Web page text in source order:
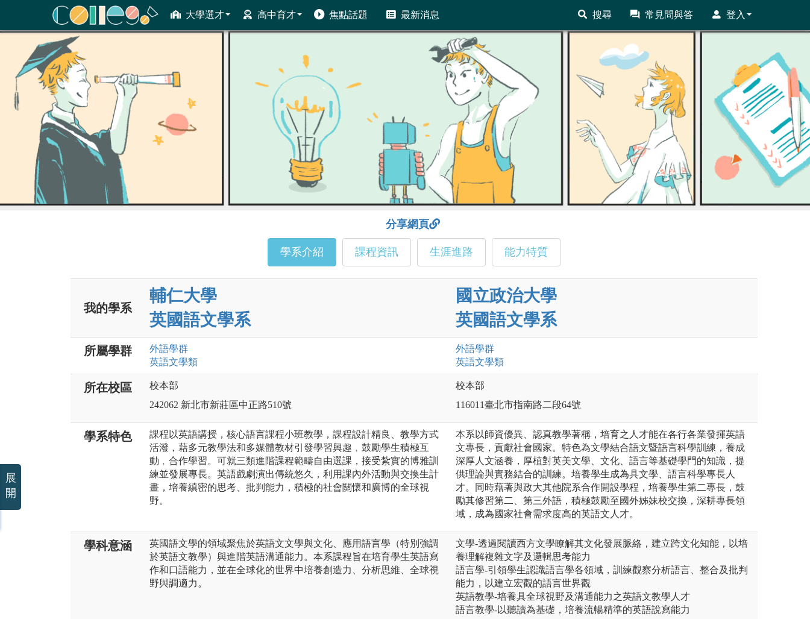
大學選才 高中育才 焦點話題 最新消息 搜尋 常見問與答 登入
ColleGo! 大學選才與高中育才輔助系統
分享網頁
學系介紹 課程資訊 生涯進路 能力特質
我的學系
輔仁大學
英國語文學系
國立政治大學
英國語文學系
所屬學群 外語學群
英語文學類
外語學群
英語文學類
所在校區
校本部
242062 新北市新莊區中正路510號
校本部
116011臺北市指南路二段64號
學系特色
課程以英語講授，核心語言課程小班教學，課程設計精良、教學方式
活潑，藉多元教學法和多媒體教材引發學習興趣﹐鼓勵學生積極互
動﹐合作學習。可就三類進階課程範疇自由選課，接受紮實的博雅訓
練並發展專長。英語戲劇演出傳統悠久，利用課內外活動與交換生計
畫，培養縝密的思考、批判能力，積極的社會關懷和廣博的全球視
野。
本系以師資優異、認真教學著稱，培育之人才能在各行各業發揮英語
文專長，貢獻社會國家。特色為文學結合語文暨語言科學訓練，養成
深厚人文涵養，厚植對英美文學、文化、語言等基礎學門的知識，提
供理論與實務結合的訓練。培養學生成為具文學、語言科學專長人
才。同時藉著與政大其他院系合作開設學程，培養學生第二專長，鼓
勵其修習第二、第三外語，積極鼓勵至國外姊妹校交換，深耕專長領
域，成為國家社會需求度高的英語文人才。
學科意涵
英國語文學的領域聚焦於英語文文學與文化、應用語言學（特別強調
於英語文教學）與進階英語溝通能力。本系課程旨在培育學生英語寫
作和口語能力，並在全球化的世界中培養創造力、分析思維、全球視
野與調適力。
文學-透過閱讀西方文學瞭解其文化發展脈絡，建立跨文化知能，以培
養理解複雜文字及邏輯思考能力
語言學-引領學生認識語言學各領域，訓練觀察分析語言、整合及批判
能力，以建立宏觀的語言世界觀
英語教學-培養具全球視野及溝通能力之英語文教學人才
語言教學-以聽讀為基礎，培養流暢精準的英語說寫能力
展
開